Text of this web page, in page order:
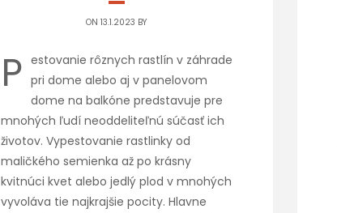
ON 13.1.2023 BY
P estovanie rôznych rastlín v záhrade
pri dome alebo aj v panelovom
dome na balkóne predstavuje pre
mnohých ľudí neoddeliteľnú súčasť ich
životov. Vypestovanie rastlinky od
maličkého semienka až po krásny
kvitnúci kvet alebo jedlý plod v mnohých
vyvoláva tie najkrajšie pocity. Hlavne